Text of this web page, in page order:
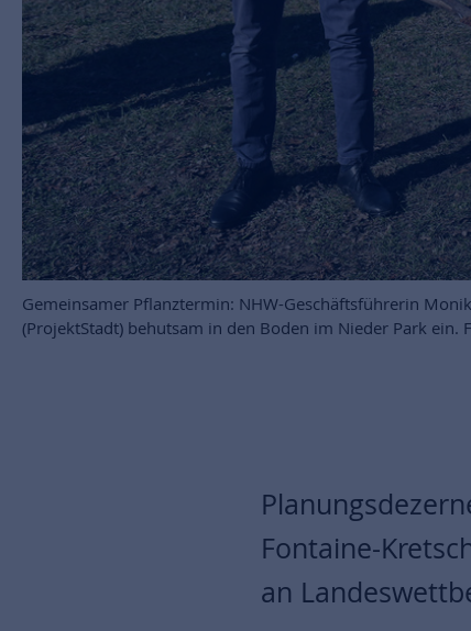
Gemeinsamer Pflanztermin: NHW-Geschäftsführerin
(ProjektStadt) behutsam in den Boden im Nieder Park ein.
Fontaine-
an